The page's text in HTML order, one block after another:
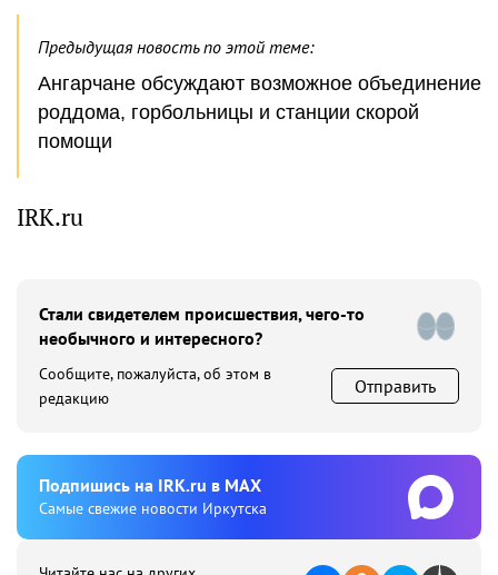
Предыдущая новость по этой теме:
Ангарчане обсуждают возможное объединение
роддома, горбольницы и станции скорой
помощи
IRK.ru
Стали свидетелем происшествия, чего-то
необычного и интересного?
Сообщите, пожалуйста, об этом в
редакцию
Отправить
Подпишиcь на IRK.ru в MAX
Cамые свежие новости Иркутска